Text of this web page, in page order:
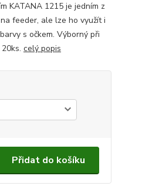
KATANA 1215 je jedním z
feeder, ale lze ho využít i
s očkem. Výborný při
celý popis
Přidat do košíku